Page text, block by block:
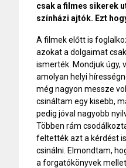
csak a filmes sikerek
színházi ajtók. Ezt
A filmek előtt is
azokat a dolgaimat
ismerték. Mondjuk úgy,
amolyan helyi
még nagyon messze
csináltam egy kisebb,
pedig jóval nagyobb
Többen rám
feltették azt a kérdést
csinálni. Elmondtam,
a forgatókönyvek